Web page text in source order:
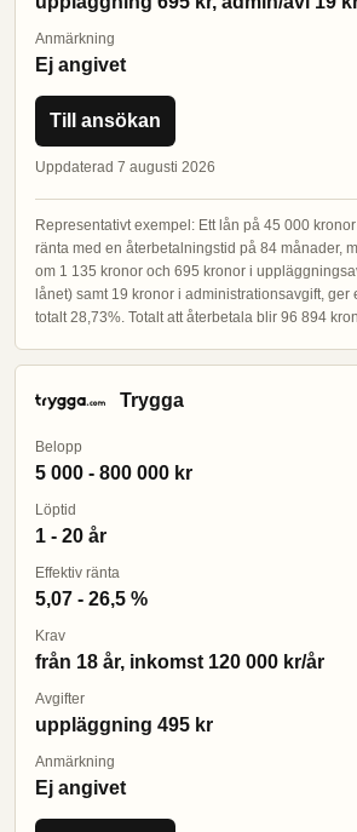
Anmärkning
Ej angivet
Till ansökan
Uppdaterad 7 augusti 2026
Representativt exempel: Ett lån på 45 000
ränta med en återbetalningstid på 84 månader,
om 1 135 kronor och 695 kronor i
lånet) samt 19 kronor i administrationsavgift, ger
totalt 28,73%. Totalt att återbetala blir 96 894
Trygga
Belopp
5 000 - 800 000 kr
Löptid
1 - 20 år
Effektiv ränta
5,07 - 26,5 %
Krav
från 18 år, inkomst 120 000 kr/år
Avgifter
uppläggning 495 kr
Anmärkning
Ej angivet